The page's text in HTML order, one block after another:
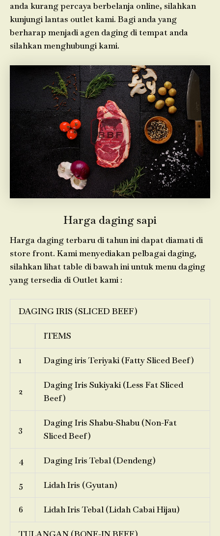
anda kurang percaya berbelanja online, silahkan
kunjungi lantas outlet kami. Bagi anda yang
berharap menjadi agen daging di tempat anda
silahkan menghubungi kami.
Harga daging sapi
Harga daging terbaru di tahun ini dapat diamati di
store front. Kami menyediakan pelbagai daging,
silahkan lihat table di bawah ini untuk menu daging
yang tersedia di Outlet kami :
DAGING IRIS (SLICED BEEF)
ITEMS
1 Daging iris Teriyaki (Fatty Sliced Beef)
2
Daging Iris Sukiyaki (Less Fat Sliced
Beef)
3
Daging Iris Shabu-Shabu (Non-Fat
Sliced Beef)
4 Daging Iris Tebal (Dendeng)
5 Lidah Iris (Gyutan)
6 Lidah Iris Tebal (Lidah Cabai Hijau)